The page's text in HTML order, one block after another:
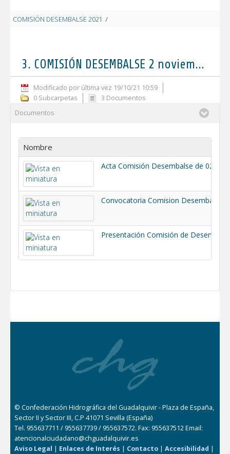
COMISIÓN DESEMBALSE 2021 /
3. COMISIÓN DESEMBALSE 2 noviembre 2021
Modificado por última vez 19/10/21 10:59
0 Subcarpetas
3 Documentos
Documentos
Nombre
© Confederación Hidrográfica del Guadalquivir - Plaza de España,
Sector II y Sector III, C.P 41071 Sevilla (España)
Tel. 955637711 / 955637739 / 955637572. Fax: 955637512 Email:
atencionalciudadano@chguadalquivir.es
Aviso Legal | Enlaces de Interés | Contacto |Accesibilidad |